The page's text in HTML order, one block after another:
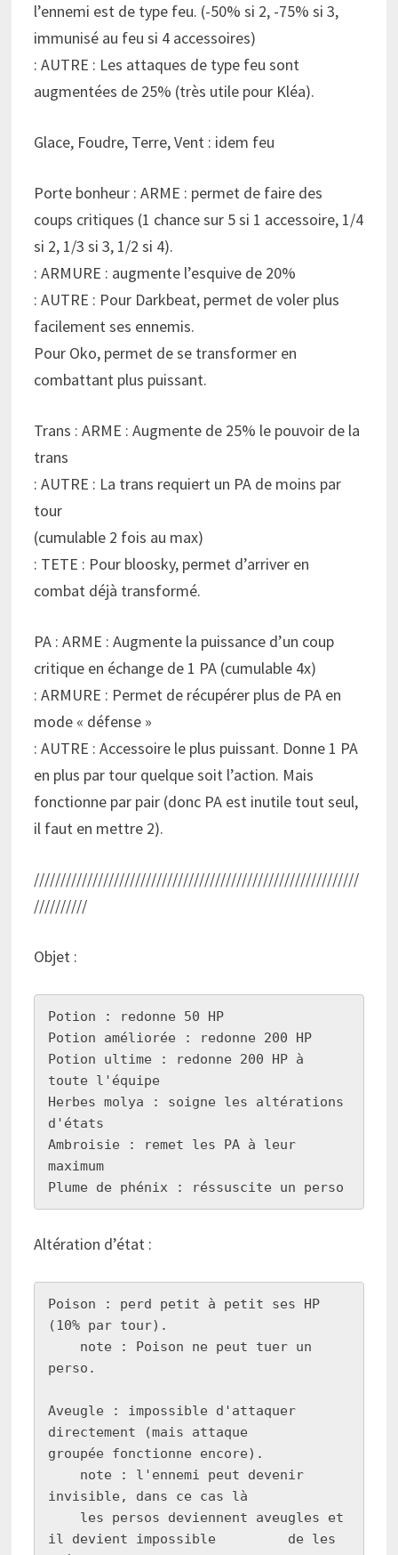
l’ennemi est de type feu. (-50% si 2, -75% si 3,
immunisé au feu si 4 accessoires)
: AUTRE : Les attaques de type feu sont
augmentées de 25% (très utile pour Kléa).
Glace, Foudre, Terre, Vent : idem feu
Porte bonheur : ARME : permet de faire des
coups critiques (1 chance sur 5 si 1 accessoire, 1/4
si 2, 1/3 si 3, 1/2 si 4).
: ARMURE : augmente l’esquive de 20%
: AUTRE : Pour Darkbeat, permet de voler plus
facilement ses ennemis.
Pour Oko, permet de se transformer en
combattant plus puissant.
Trans : ARME : Augmente de 25% le pouvoir de la
trans
: AUTRE : La trans requiert un PA de moins par
tour
(cumulable 2 fois au max)
: TETE : Pour bloosky, permet d’arriver en
combat déjà transformé.
PA : ARME : Augmente la puissance d’un coup
critique en échange de 1 PA (cumulable 4x)
: ARMURE : Permet de récupérer plus de PA en
mode « défense »
: AUTRE : Accessoire le plus puissant. Donne 1 PA
en plus par tour quelque soit l’action. Mais
fonctionne par pair (donc PA est inutile tout seul,
il faut en mettre 2).
/////////////////////////////////////////////////////////////
//////////
Objet :
Potion : redonne 50 HP
Potion améliorée : redonne 200 HP
Potion ultime : redonne 200 HP à
toute l'équipe
Herbes molya : soigne les altérations
d'états
Ambroisie : remet les PA à leur
maximum
Plume de phénix : réssuscite un perso
Altération d’état :
Poison : perd petit à petit ses HP
(10% par tour).
perso.
Aveugle : impossible d'attaquer
directement (mais attaque
groupée fonctionne encore).
invisible, dans ce cas là
il devient impossible         de les